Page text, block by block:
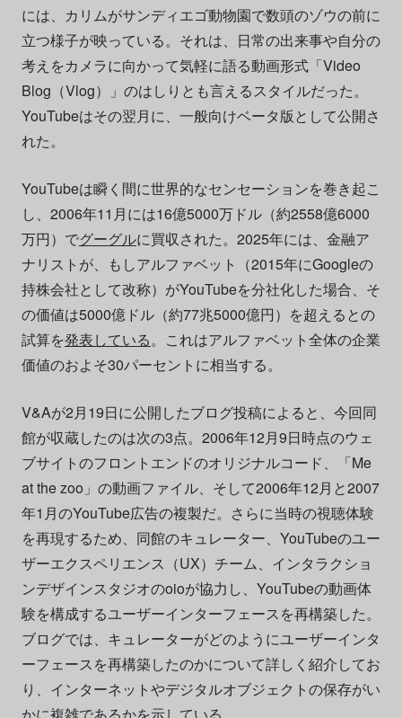
には、カリムがサンディエゴ動物園で数頭のゾウの前に
立つ様子が映っている。それは、日常の出来事や自分の
考えをカメラに向かって気軽に語る動画形式「Video
Blog（Vlog）」のはしりとも言えるスタイルだった。
YouTubeはその翌月に、一般向けベータ版として公開さ
れた。
YouTubeは瞬く間に世界的なセンセーションを巻き起こ
し、2006年11月には16億5000万ドル（約2558億6000
万円）でグーグルに買収された。2025年には、金融ア
ナリストが、もしアルファベット（2015年にGoogleの
持株会社として改称）がYouTubeを分社化した場合、そ
の価値は5000億ドル（約77兆5000億円）を超えるとの
試算を発表している。これはアルファベット全体の企業
価値のおよそ30パーセントに相当する。
V&Aが2月19日に公開したブログ投稿によると、今回同
館が収蔵したのは次の3点。2006年12月9日時点のウェ
ブサイトのフロントエンドのオリジナルコード、「Me
at the zoo」の動画ファイル、そして2006年12月と2007
年1月のYouTube広告の複製だ。さらに当時の視聴体験
を再現するため、同館のキュレーター、YouTubeのユー
ザーエクスペリエンス（UX）チーム、インタラクショ
ンデザインスタジオのoioが協力し、YouTubeの動画体
験を構成するユーザーインターフェースを再構築した。
ブログでは、キュレーターがどのようにユーザーインタ
ーフェースを再構築したのかについて詳しく紹介してお
り、インターネットやデジタルオブジェクトの保存がい